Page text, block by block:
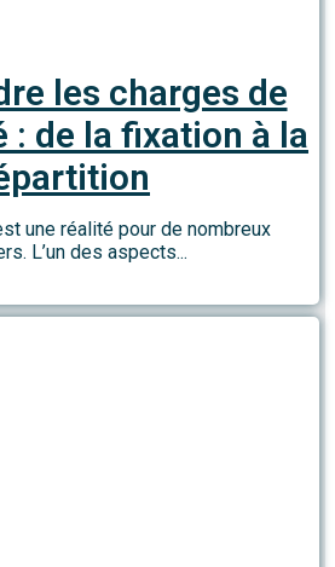
les charges de
: de la fixation à la
une réalité pour de nombreux
L’un des aspects...